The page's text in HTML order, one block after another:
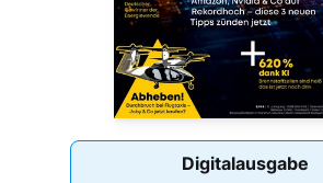
Digitalausgabe